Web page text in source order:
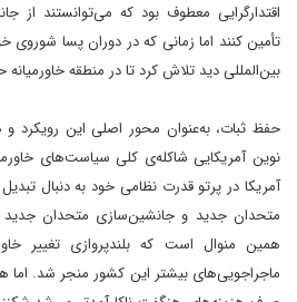
اقتدارگرایی معطوف بود که می‌توانستند از
تأمین کنند اما زمانی که در دوران پسا
بین‌المللی دید تلاش کرد تا در منطقه
حفظ ثبات، به‌عنوان محور اصلی این رویکرد
نوین آمریکایی شاکله‌ی کلی سیاست‌های
آمریکا در پرتو قدرت نظامی خود به دنبال
متحدان جدید و جانشین‌سازی متحدان جدید
همین منوال است که بلندپروازی تغییر
ماجراجویی‌های بیشتر این کشور منجر شد.